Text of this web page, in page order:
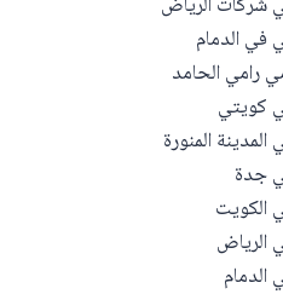
شركات الرياض
في الدمام
رامي الحامد
كويتي
المنورة
جدة
الكويت
الرياض